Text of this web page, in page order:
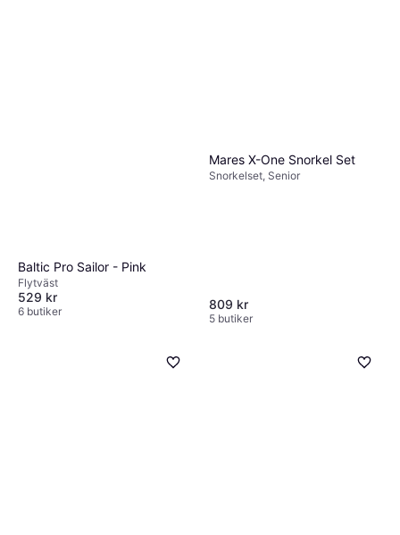
Baltic Pro Sailor - Pink
Flytväst
529 kr
6 butiker
Mares X-One Snorkel Set
Snorkelset, Senior
809 kr
5 butiker